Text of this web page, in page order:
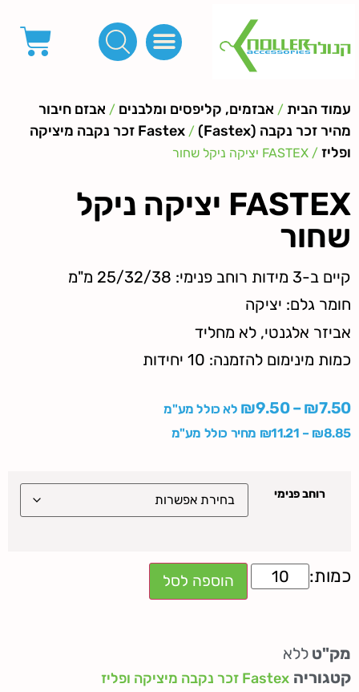
עמוד הבית / אבזמים, קליפסים ומלבנים / אבזם חיבור
מהיר זכר נקבה (Fastex)
/
Fastex זכר נקבה מיציקה
ופליז / FASTEX יציקה ניקל שחור
FASTEX יציקה ניקל
שחור
קיים ב-3 מידות רוחב פנימי: 25/32/38 מ"מ
חומר גלם: יציקה
אביזר אלגנטי, לא מחליד
כמות מינימום להזמנה: 10 יחידות
₪7.50
–
₪9.50
לא כולל מע"מ
₪8.85
–
₪11.21 מחיר כולל מע"מ
רוחב פנימי
הוספה לסל
מק"ט ללא
קטגוריה Fastex זכר נקבה מיציקה ופליז